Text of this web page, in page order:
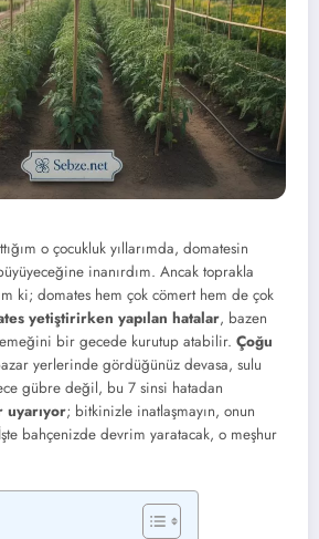
o çocukluk yıllarımda, domatesin
inanırdım. Ancak toprakla
ki; domates hem çok cömert hem de çok
yetiştirirken yapılan hatalar, bazen
bir gecede kurutup atabilir. Çoğu
yerlerinde gördüğünüz devasa, sulu
gübre değil, bu 7 sinsi hatadan
uyarıyor; bitkinizle inatlaşmayın, onun
bahçenizde devrim yaratacak, o meşhur